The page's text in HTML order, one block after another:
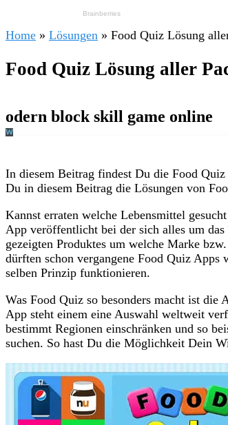
Home » Lösungen » Food Quiz Lösung
Food Quiz Lösung aller
In diesem Beitrag findest Du die Food
Du in diesem Beitrag die Lösungen von
Kannst erraten welche Lebensmittel
App veröffentlicht bei der sich alles um das
gezeigten Produktes um welche Marke
dürften schon vergangene Food Quiz Apps
selben Prinzip funktionieren.
Was Food Quiz so besonders macht ist die
App steht einem eine Auswahl weltweit
bestimmt Regionen einschränken und so
suchen. So hast Du die Möglichkeit Dein